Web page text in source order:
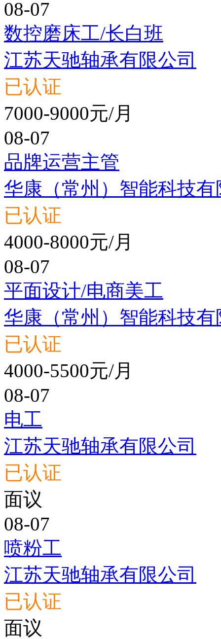
08-07
数控磨床工/长白班
江苏天驰轴承有限公司
已认证
7000-9000元/月
08-07
品牌运营主管
华康（常州）智能科技有
已认证
4000-8000元/月
08-07
平面设计/电商美工
华康（常州）智能科技有
已认证
4000-5500元/月
08-07
电工
江苏天驰轴承有限公司
已认证
面议
08-07
喷粉工
江苏天驰轴承有限公司
已认证
面议